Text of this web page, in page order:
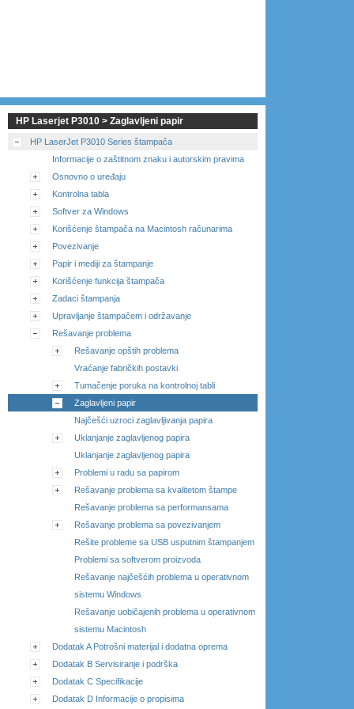
HP Laserjet P3010 > Zaglavljeni papir
HP LaserJet P3010 Series štampača
Informacije o zaštitnom znaku i autorskim pravima
Osnovno o uređaju
Kontrolna tabla
Softver za Windows
Korišćenje štampača na Macintosh računarima
Povezivanje
Papir i mediji za štampanje
Korišćenje funkcija štampača
Zadaci štampanja
Upravljanje štampačem i održavanje
Rešavanje problema
Rešavanje opštih problema
Vraćanje fabričkih postavki
Tumačenje poruka na kontrolnoj tabli
Zaglavljeni papir
Najčešći uzroci zaglavljivanja papira
Uklanjanje zaglavljenog papira
Uklanjanje zaglavljenog papira
Problemi u radu sa papirom
Rešavanje problema sa kvalitetom štampe
Rešavanje problema sa performansama
Rešavanje problema sa povezivanjem
Rešite probleme sa USB usputnim štampanjem
Problemi sa softverom proizvoda
Rešavanje najčešćih problema u operativnom
sistemu Windows
Rešavanje uobičajenih problema u operativnom
sistemu Macintosh
Dodatak A Potrošni materijal i dodatna oprema
Dodatak B Servisiranje i podrška
Dodatak C Specifikacije
Dodatak D Informacije o propisima